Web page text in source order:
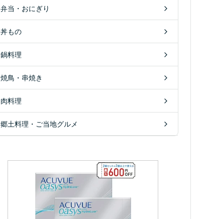
弁当・おにぎり
丼もの
鍋料理
焼鳥・串焼き
肉料理
郷土料理・ご当地グルメ